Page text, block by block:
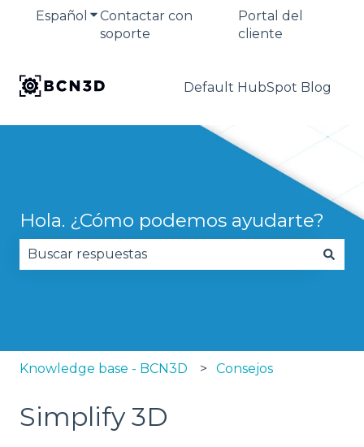
Español Traducciones de Mostrar submenú de
Contactar con
soporte
Portal del
cliente
Default HubSpot Blog
Hola. ¿Cómo podemos ayudarte?
Knowledge base - BCN3D Consejos
Simplify 3D